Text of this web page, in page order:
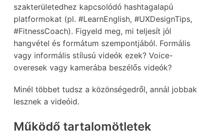
szakterületedhez kapcsolódó hashtagalapú
platformokat (pl. #LearnEnglish, #UXDesignTips,
#FitnessCoach). Figyeld meg, mi teljesít jól
hangvétel és formátum szempontjából. Formális
vagy informális stílusú videók ezek? Voice-
overesek vagy kamerába beszélős videók?
Minél többet tudsz a közönségedről, annál jobbak
lesznek a videóid.
Működő tartalomötletek